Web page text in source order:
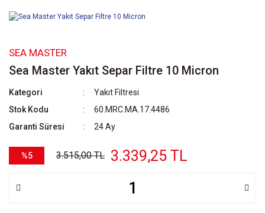
SEA MASTER
Sea Master Yakıt Separ Filtre 10 Micron
Kategori
Yakıt Filtresi
Stok Kodu
60.MRC.MA.17.4486
Garanti Süresi
24 Ay
%5 3.515,00 TL 3.339,25 TL